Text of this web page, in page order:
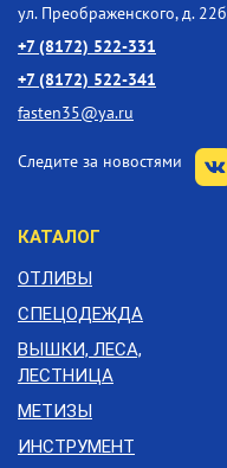
ул. Преображенского, д. 22б
+7 (8172) 522-331
+7 (8172) 522-341
fasten35@ya.ru
Следите за новостями
КАТАЛОГ
ОТЛИВЫ
СПЕЦОДЕЖДА
ВЫШКИ, ЛЕСА,
ЛЕСТНИЦА
МЕТИЗЫ
ИНСТРУМЕНТ